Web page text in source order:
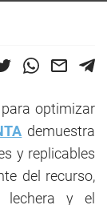
optimizar
demuestra
y replicables
del recurso,
lechera y el